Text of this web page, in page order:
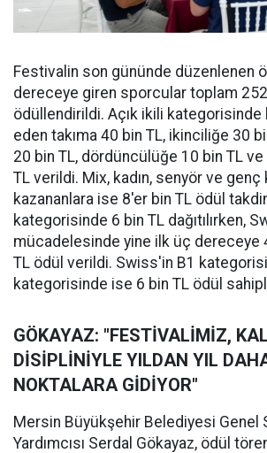
Festivalin son gününde düzenlenen
dereceye giren sporcular toplam
ödüllendirildi. Açık ikili
eden takıma 40 bin TL, ikinciliğe 30
20 bin TL, dördüncülüğe 10 bin TL
TL verildi. Mix, kadın, senyör ve
kazananlara ise 8'er bin TL ödül
kategorisinde 6 bin TL dağıtılırken,
mücadelesinde yine ilk üç dereceye
TL ödül verildi. Swiss'in B1
kategorisinde ise 6 bin TL ödül
GÖKAYAZ: "FESTİVALİMİZ,
DİSİPLİNİYLE YILDAN YIL
NOKTALARA GİDİYOR"
Mersin Büyükşehir Belediyesi Genel
Yardımcısı Serdal Gökayaz, ödül